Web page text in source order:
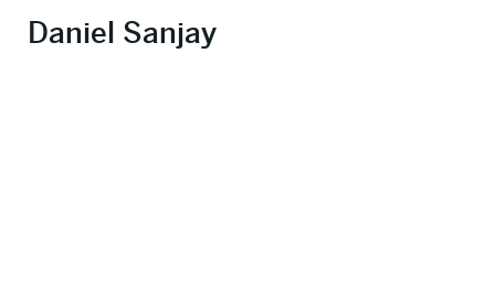
Daniel Sanjay